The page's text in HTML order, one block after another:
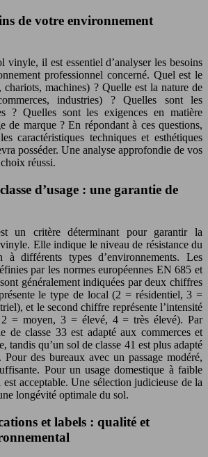
de votre environnement
vinyle, il est essentiel d’analyser les besoins
professionnel concerné. Quel est le
machines) ? Quelle est la nature de
industries) ? Quelles sont les
? Quelles sont les exigences en matière
de marque ? En répondant à ces questions,
caractéristiques techniques et esthétiques
posséder. Une analyse approfondie de vos
réussi.
d’usage : une garantie de
un critère déterminant pour garantir la
Elle indique le niveau de résistance du
à différents types d’environnements. Les
par les normes européennes EN 685 et
généralement indiquées par deux chiffres
le type de local (2 = résidentiel, 3 =
et le second chiffre représente l’intensité
= moyen, 3 = élevé, 4 = très élevé). Par
de classe 33 est adapté aux commerces et
tandis qu’un sol de classe 41 est plus adapté
Pour des bureaux avec un passage modéré,
Pour un usage domestique à faible
est acceptable. Une sélection judicieuse de la
longévité optimale du sol.
et labels : qualité et